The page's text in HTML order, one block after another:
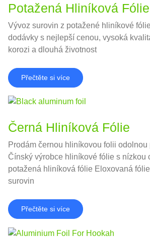
Potažená Hliníková Fólie
Vývoz surovin z potažené hliníkové
dodávky s nejlepší cenou, vysoká
korozi a dlouhá životnost
Přečtěte si více
Černá Hliníková Fólie
Prodám černou hliníkovou folii odolnou
Čínský výrobce hliníkové fólie s nízkou
potažená hliníková fólie Eloxovaná
surovin
Přečtěte si více